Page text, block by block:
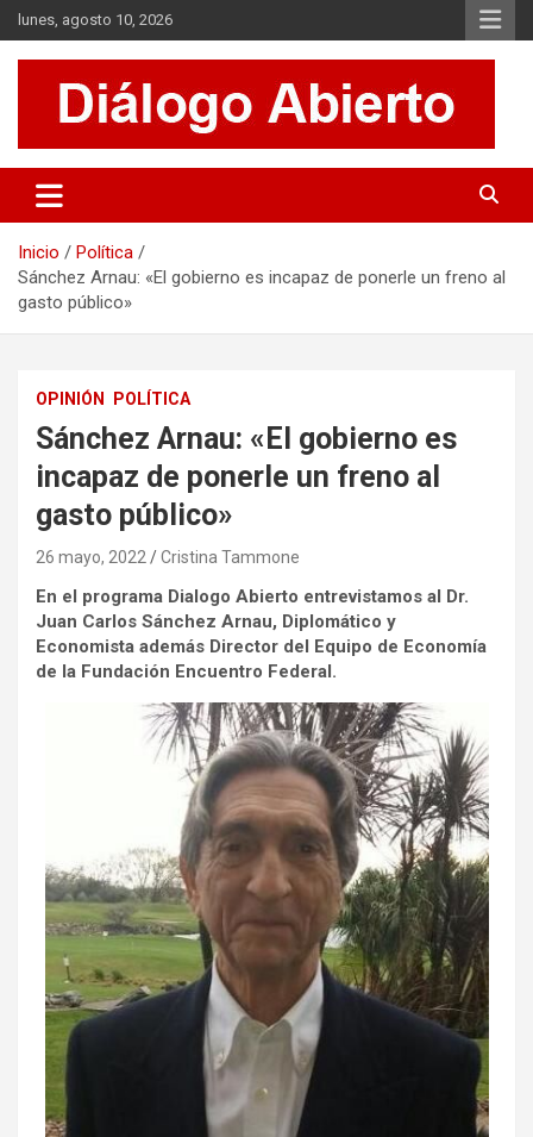
Saltar
al
contenido
lunes, agosto 10, 2026
Diálogo Abierto
Se tratan diversos temas de actualidad buscando hacer un
aporte a la sociedad, brindando información relevante de lo que
Inicio
Política
Sánchez Arnau: «El gobierno es incapaz de ponerle un freno al
gasto público»
OPINIÓN POLÍTICA
Sánchez Arnau: «El gobierno es
incapaz de ponerle un freno al
gasto público»
26 mayo, 2022 Cristina Tammone
En el programa Dialogo Abierto entrevistamos al Dr.
Juan Carlos Sánchez Arnau, Diplomático y
Economista además Director del Equipo de Economía
de la Fundación Encuentro Federal.